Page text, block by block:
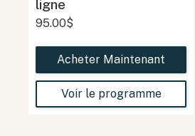
ligne
95.00$
Acheter Maintenant
Voir le programme